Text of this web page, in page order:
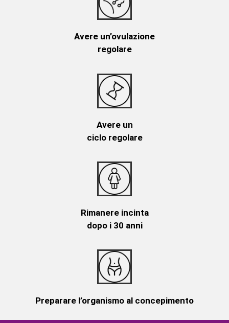
Avere un’ovulazione
regolare
Avere un
ciclo regolare
Rimanere incinta
dopo i 30 anni
Preparare l’organismo al concepimento